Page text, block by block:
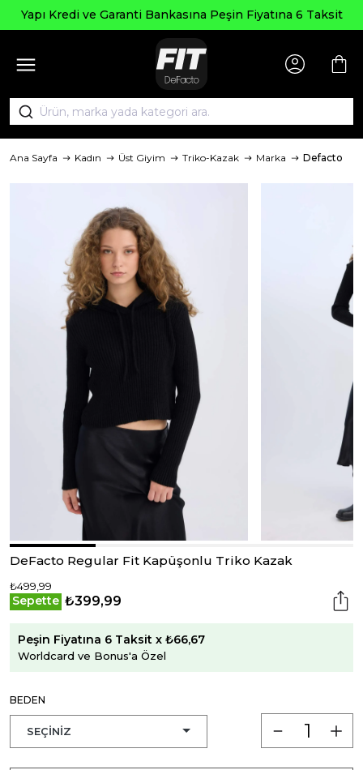
Yapı Kredi ve Garanti Bankasına Peşin Fiyatına 6 Taksit
Ana Sayfa Kadın Üst Giyim Triko-Kazak Marka Defacto
DeFacto Regular Fit Kapüşonlu Triko Kazak
₺499,99
Sepette ₺399,99
Peşin Fiyatına 6 Taksit x ₺66,67
Worldcard ve Bonus'a Özel
BEDEN